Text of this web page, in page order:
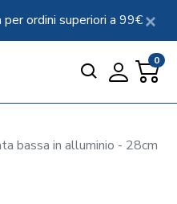
ordini superiori a 99€
0
bassa in alluminio - 28cm